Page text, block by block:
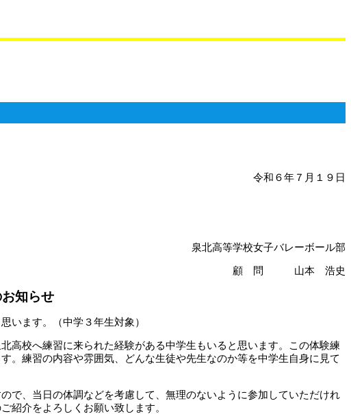
令和６年７月１９日
泉北高等学校女子バレーボール部
顧 問 山本 浩史
知らせ
います。（中学３年生対象）
校へ練習に来られた経験がある中学生もいると思います。この体験練
。練習の内容や雰囲気、どんな生徒や先生なのか等を中学生自身に見て
で、当日の体調などを考慮して、無理のないように参加していただけれ
紹介をよろしくお願い致します。